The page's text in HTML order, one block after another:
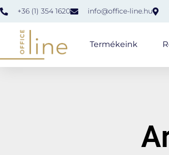
+36 (1) 354 1620 info@office-line.hu
Termékeink